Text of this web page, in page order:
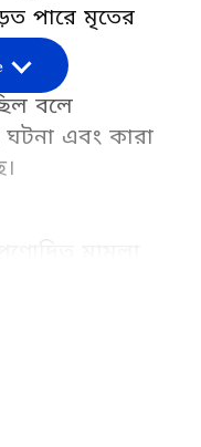
পারে মৃতের
বলে
ঘটনা এবং কারা